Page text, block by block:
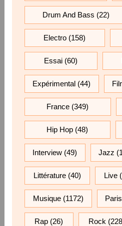
Drum And Bass (22)
Electro (158)
Essai (60)
Expérimental (44)
France (349)
Hip Hop (48)
Interview (49) Jazz
Littérature(40) Live
Musique(1172) Paris
Rap (26) Rock